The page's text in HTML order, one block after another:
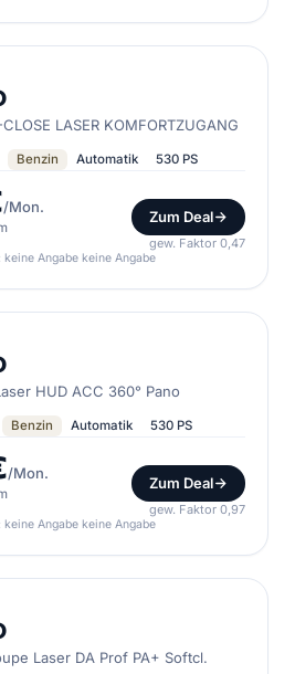
LASER KOMFORTZUGANG
Benzin Automatik 530 PS
/Mon.
Zum Deal
gew. Faktor 0,47
keine Angabe keine Angabe
HUD ACC 360° Pano
Benzin Automatik 530 PS
/Mon.
Zum Deal
gew. Faktor 0,97
keine Angabe keine Angabe
Laser DA Prof PA+ Softcl.